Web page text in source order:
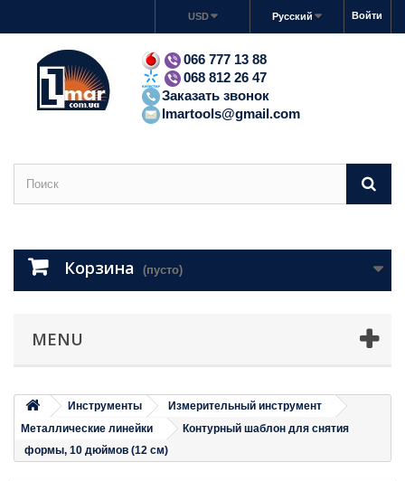
Войти
Русский
USD
066 777 13 88
068 812 26 47
Заказать звонок
lmartools@gmail.com
Корзина (пусто)
MENU
Инструменты
Измерительный инструмент
Металлические линейки
Контурный шаблон для снятия
формы, 10 дюймов (12 см)